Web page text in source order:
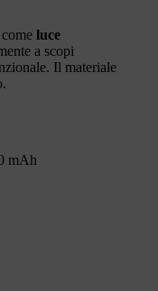
luce
a scopi
Il materiale
mAh